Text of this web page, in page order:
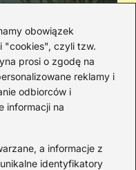
obowiązek
"cookies", czyli tzw.
prosi o zgodę na
reklamy i
odbiorców i
informacji na
a informacje z
identyfikatory
i jaka jest
nauczycieli,